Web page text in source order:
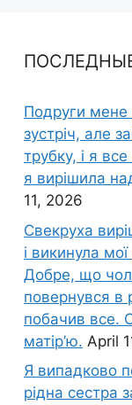
Подруги мене
зустріч, але
трубку, і я
я вирішила
11, 2026
Свекруха
і викинула мої
Добре, що
повернувся в
побачив все.
матір’ю. April
Я випадково
рідна сестра